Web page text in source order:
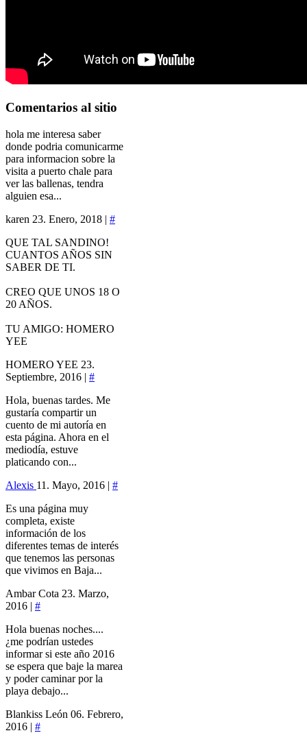
Comentarios al sitio
hola me interesa saber
donde podria comunicarme
para informacion sobre la
visita a puerto chale para
ver las ballenas, tendra
alguien esa...
karen 23. Enero, 2018 | #
QUE TAL SANDINO!
CUANTOS AÑOS SIN
SABER DE TI.
CREO QUE UNOS 18 O
20 AÑOS.
TU AMIGO: HOMERO
YEE
HOMERO YEE 23.
Septiembre, 2016 | #
Hola, buenas tardes. Me
gustaría compartir un
cuento de mi autoría en
esta página. Ahora en el
mediodía, estuve
platicando con...
Alexis 11. Mayo, 2016 | #
Es una página muy
completa, existe
información de los
diferentes temas de interés
que tenemos las personas
que vivimos en Baja...
Ambar Cota 23. Marzo,
2016 | #
Hola buenas noches....
¿me podrían ustedes
informar si este año 2016
se espera que baje la marea
y poder caminar por la
playa debajo...
Blankiss León 06. Febrero,
2016 | #